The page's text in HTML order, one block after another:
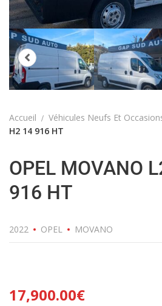
Accueil Véhicules Neufs Et
H2 14 916 HT
OPEL MOVANO
916 HT
2022 OPEL MOVANO
17,900.00€